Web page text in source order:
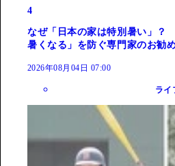
4
なぜ「日本の家は特別暑い」？
暑くなる」を防ぐ専門家のお勧
2026年08月04日 07:00
ライ